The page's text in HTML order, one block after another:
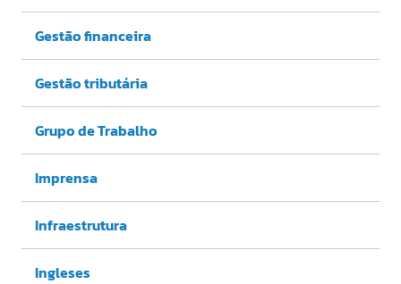
Gestão financeira
Gestão tributária
Grupo de Trabalho
Imprensa
Infraestrutura
Ingleses